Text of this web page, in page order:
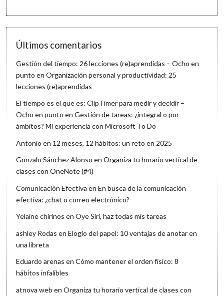
Últimos comentarios
Gestión del tiempo: 26 lecciones (re)aprendidas – Ocho en
punto enOrganización personal y productividad: 25
lecciones (re)aprendidas
El tiempo es el que es: ClipTimer para medir y decidir –
Ocho en punto enGestión de tareas: ¿integral o por
ámbitos? Mi experiencia con Microsoft To Do
Antonio en 12 meses, 12 hábitos: un reto en 2025
Gonzalo Sánchez Alonso enOrganiza tu horario vertical de
clases con OneNote (#4)
Comunicación Efectiva enEn busca de la comunicación
efectiva: ¿chat o correo electrónico?
Yelaine chirinos enOye Siri, haz todas mis tareas
ashley Rodas enElogio del papel: 10 ventajas de anotar en
una libreta
Eduardo arenas enCómo mantener el orden físico: 8
hábitos infalibles
atnova web enOrganiza tu horario vertical de clases con